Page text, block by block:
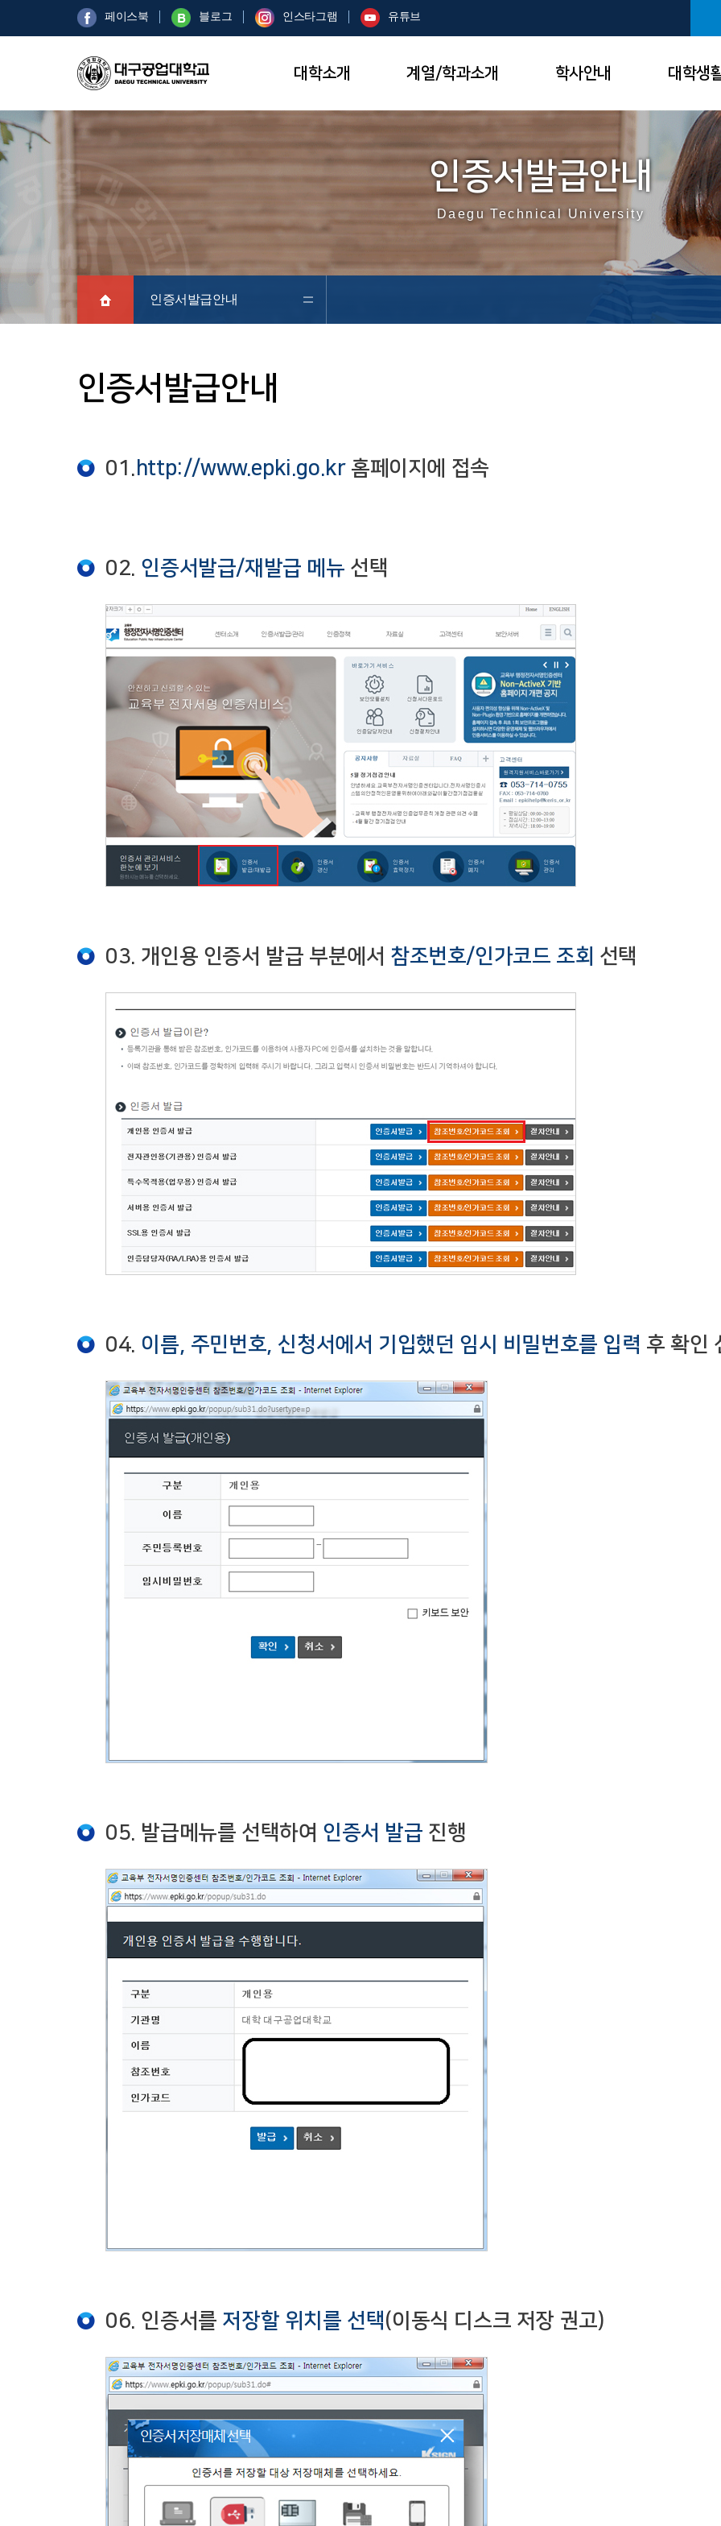
페이스북 블로그 인스타그램 유튜브
대학소개 계열/학과소개 학사안내 대학생
인증서발급안내
Daegu Technical University
인증서발급안내
인증서발급안내
01. http://www.epki.go.kr홈페이지에 접속
02. 인증서발급/재발급 메뉴 선택
03. 개인용 인증서 발급 부분에서 참조번호/인가코드 조회 선택
04. 이름, 주민번호, 신청서에서 기입했던 임시 비밀번호를 입력 후 확인
05. 발급메뉴를 선택하여 인증서 발급 진행
06. 인증서를 저장할 위치를 선택(이동식 디스크 저장 권고)